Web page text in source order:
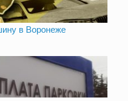
в Воронеже